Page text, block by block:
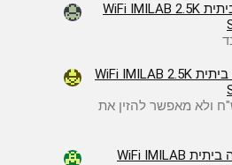
מצלמת אבטחה ביתית WiFi IMILAB 2.5K
מצלמת אבטחה ביתית WiFi IMILAB 2.5K
מה המחיר 165 ש"ח ולא מאפשר להזין את
מצלמת אבטחה ביתית WiFi IMILAB